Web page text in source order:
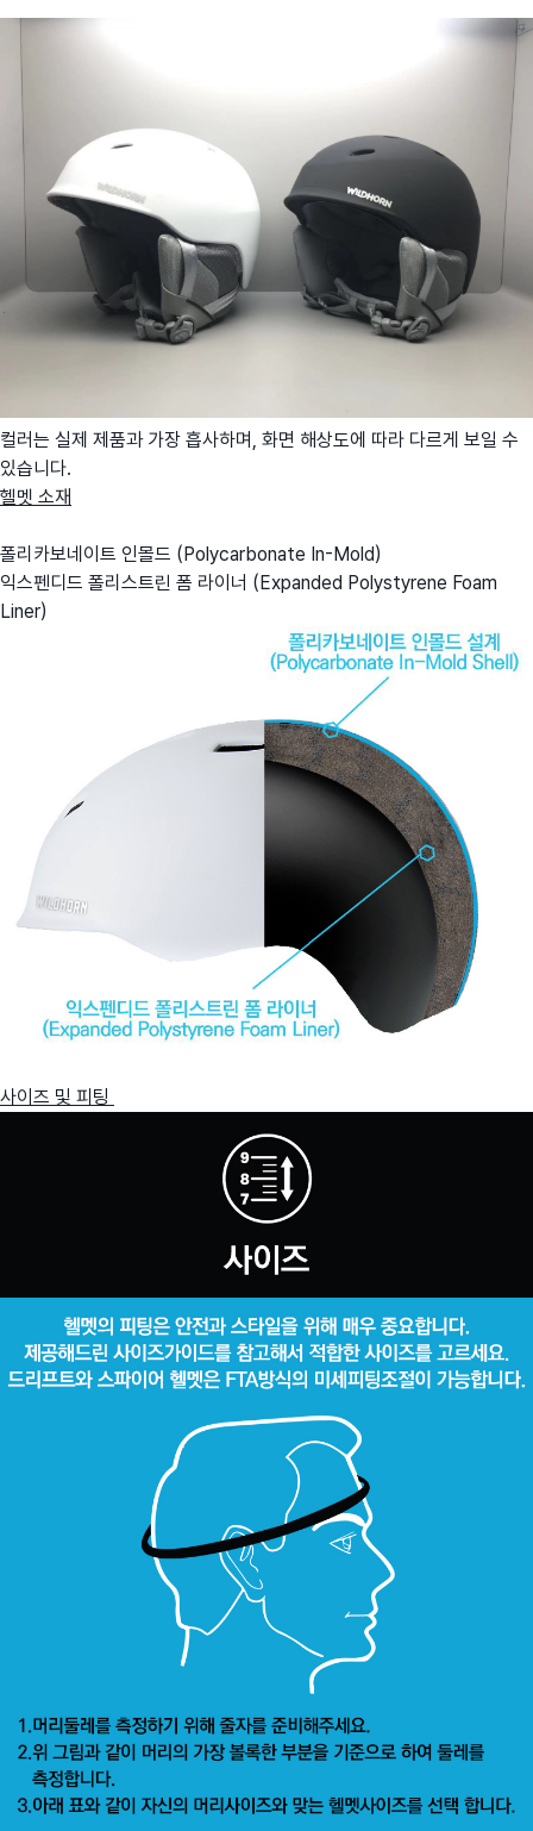
컬러는 실제 제품과 가장 흡사하며, 화면 해상도에 따라 다르게 보일 수
있습니다.
헬멧 소재
폴리카보네이트 인몰드 (Polycarbonate In-Mold)
익스펜디드 폴리스트린 폼 라이너 (Expanded Polystyrene Foam
Liner)
사이즈 및 피팅